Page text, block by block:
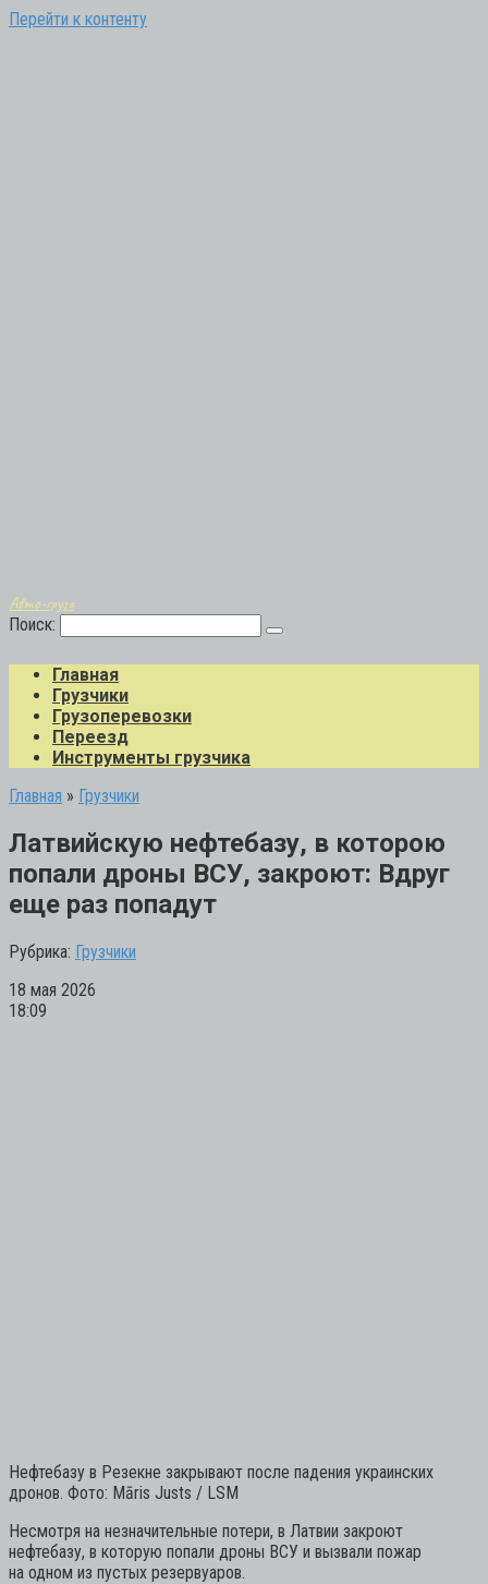
Перейти к контенту
Авто-грузо
Поиск:
Главная
Грузчики
Грузоперевозки
Переезд
Инструменты грузчика
Главная » Грузчики
Латвийскую нефтебазу, в которою
попали дроны ВСУ, закроют: Вдруг
еще раз попадут
Рубрика: Грузчики
18 мая 2026
18:09
Нефтебазу в Резекне закрывают после падения украинских
дронов. Фото: Māris Justs / LSM
Несмотря на незначительные потери, в Латвии закроют
нефтебазу, в которую попали дроны ВСУ и вызвали пожар
на одном из пустых резервуаров.